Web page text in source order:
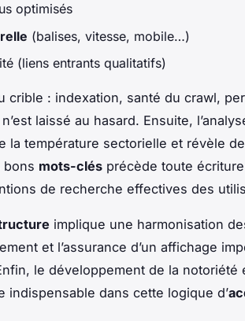
optimisés
(balises, vitesse, mobile…)
(liens entrants qualitatifs)
crible : indexation, santé du crawl,
laissé au hasard. Ensuite,
la température sectorielle et révèle
bons mots-clés précède toute
de recherche effectives des
implique une harmonisation
et l’assurance d’un affichage
le développement de la notoriété
indispensable dans cette logique d’